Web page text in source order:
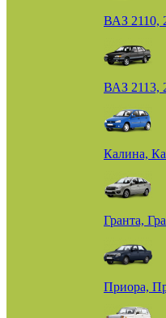
ВАЗ 2110,
ВАЗ 2113,
Калина,
Гранта,
Приора,